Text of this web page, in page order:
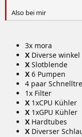
Also bei mir
3x mora
X Diverse
X Slotblende
X 6 Pumpen
4 paar
1x Filter
X 1xCPU Kühler
X 1xGPU Kühler
X Hardtubes
X Diverser